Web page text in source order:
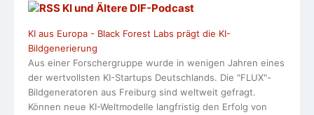
KI und Ältere DlF-Podcast
KI aus Europa - Black Forest Labs prägt die KI-
Bildgenerierung
Aus einer Forschergruppe wurde in wenigen Jahren eines
der wertvollsten KI-Startups Deutschlands. Die "FLUX"-
Bildgeneratoren aus Freiburg sind weltweit gefragt.
Können neue KI-Weltmodelle langfristig den Erfolg von